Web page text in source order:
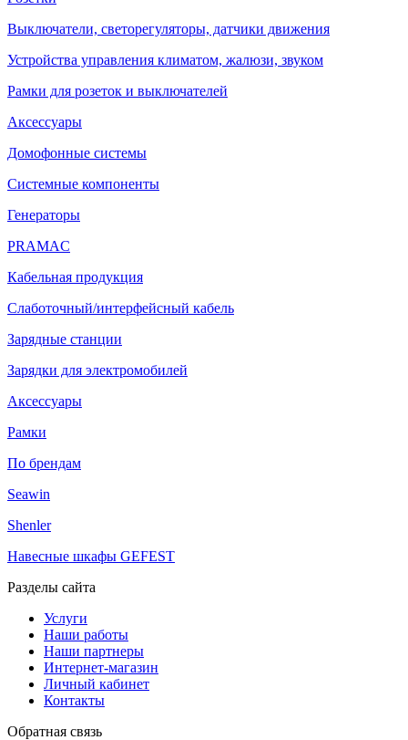
Выключатели, светорегуляторы, датчики движения
Устройства управления климатом, жалюзи, звуком
Рамки для розеток и выключателей
Аксессуары
Домофонные системы
Системные компоненты
Генераторы
PRAMAC
Кабельная продукция
Слаботочный/интерфейсный кабель
Зарядные станции
Зарядки для электромобилей
Аксессуары
Рамки
По брендам
Seawin
Shenler
Навесные шкафы GEFEST
Разделы сайта
Услуги
Наши работы
Наши партнеры
Интернет-магазин
Личный кабинет
Контакты
Обратная связь